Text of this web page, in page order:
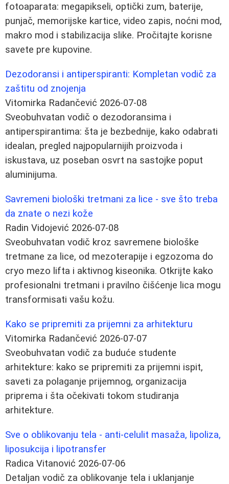
fotoaparata: megapikseli, optički zum, baterije,
punjač, memorijske kartice, video zapis, noćni mod,
makro mod i stabilizacija slike. Pročitajte korisne
savete pre kupovine.
Dezodoransi i antiperspiranti: Kompletan vodič za
zaštitu od znojenja
Vitomirka Radančević 2026-07-08
Sveobuhvatan vodič o dezodoransima i
antiperspirantima: šta je bezbednije, kako odabrati
idealan, pregled najpopularnijih proizvoda i
iskustava, uz poseban osvrt na sastojke poput
aluminijuma.
Savremeni biološki tretmani za lice - sve što treba
da znate o nezi kože
Radin Vidojević 2026-07-08
Sveobuhvatan vodič kroz savremene biološke
tretmane za lice, od mezoterapije i egzozoma do
cryo mezo lifta i aktivnog kiseonika. Otkrijte kako
profesionalni tretmani i pravilno čišćenje lica mogu
transformisati vašu kožu.
Kako se pripremiti za prijemni za arhitekturu
Vitomirka Radančević 2026-07-07
Sveobuhvatan vodič za buduće studente
arhitekture: kako se pripremiti za prijemni ispit,
saveti za polaganje prijemnog, organizacija
priprema i šta očekivati tokom studiranja
arhitekture.
Sve o oblikovanju tela - anti‑celulit masaža, lipoliza,
liposukcija i lipotransfer
Radica Vitanović 2026-07-06
Detaljan vodič za oblikovanje tela i uklanjanje